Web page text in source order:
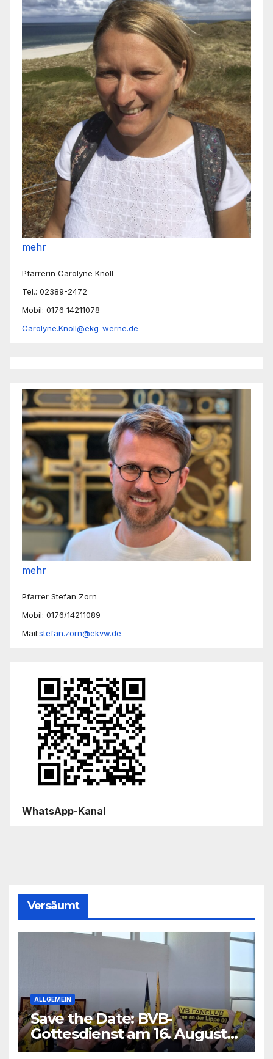
mehr
Pfarrerin Carolyne Knoll
Tel.: 02389-2472
Mobil: 0176 14211078
Carolyne.Knoll@ekg-werne.de
mehr
Pfarrer Stefan Zorn
Mobil: 0176/14211089
Mail:stefan.zorn@ekvw.de
WhatsApp-Kanal
Versäumt
ALLGEMEIN
Save the Date: BVB-
Gottesdienst am 16. August
2026